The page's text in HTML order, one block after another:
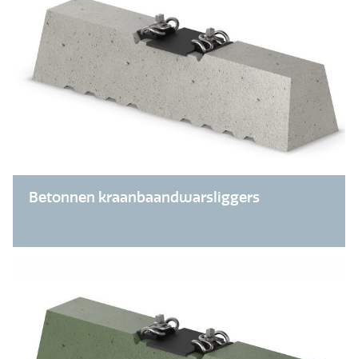
Betonnen kraanbaandwarsliggers